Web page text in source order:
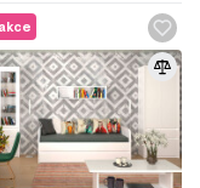
akce